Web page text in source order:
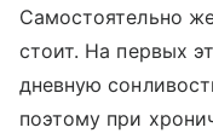
Самостоятельно
стоит. На первых
дневную
поэтому при